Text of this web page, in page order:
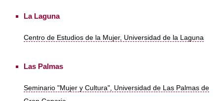
La Laguna
Centro de Estudios de la Mujer, Universidad de la Laguna
Las Palmas
Seminario "Mujer y Cultura", Universidad de Las Palmas de